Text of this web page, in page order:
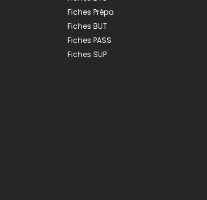
Fiches Prépa
Fiches BUT
Fiches PASS
Fiches SUP